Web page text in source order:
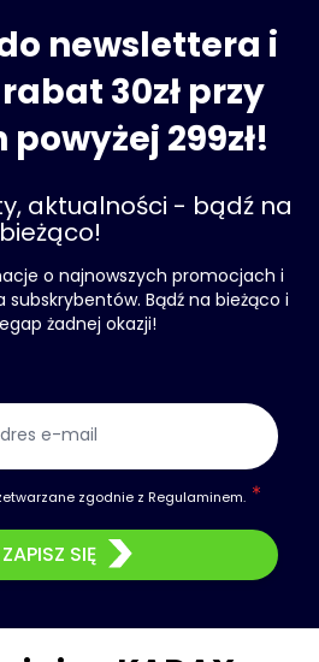
newslettera i
30zł przy
299zł!
aktualności - bądź na
bieżąco!
o najnowszych promocjach i
Bądź na bieżąco i
żadnej okazji!
zgodnie z Regulaminem.
ZAPISZ SIĘ